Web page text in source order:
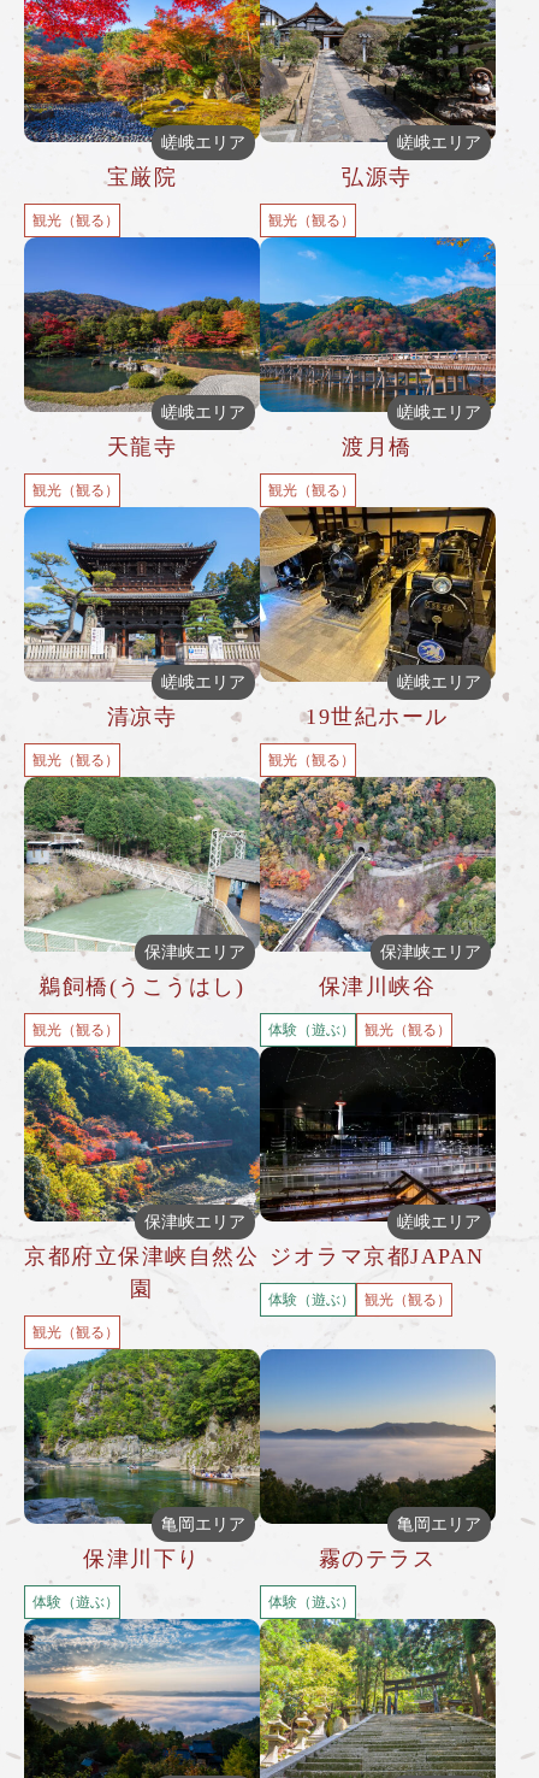
嵯峨エリア
宝厳院
観光（観る）
嵯峨エリア
弘源寺
観光（観る）
嵯峨エリア
天龍寺
観光（観る）
嵯峨エリア
渡月橋
観光（観る）
嵯峨エリア
清凉寺
観光（観る）
嵯峨エリア
19世紀ホール
観光（観る）
保津峡エリア
鵜飼橋(うこうはし)
観光（観る）
保津峡エリア
保津川峡谷
体験（遊ぶ） 観光（観る）
保津峡エリア
京都府立保津峡自然公
園
観光（観る）
嵯峨エリア
ジオラマ京都JAPAN
体験（遊ぶ） 観光（観る）
亀岡エリア
保津川下り
体験（遊ぶ）
亀岡エリア
霧のテラス
体験（遊ぶ）